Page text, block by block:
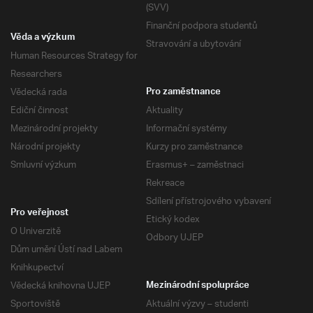
(SVV)
Finanční podpora studentů
Stravování a ubytování
Věda a výzkum
Human Resources Strategy for
Researchers
Vědecká rada
Ediční činnost
Mezinárodní projekty
Národní projekty
Smluvní výzkum
Pro zaměstnance
Aktuality
Informační systémy
Kurzy pro zaměstnance
Erasmus+ – zaměstnaci
Rekreace
Sdílení přístrojového vybavení
Etický kodex
Odbory UJEP
Pro veřejnost
O Univerzitě
Dům umění Ústí nad Labem
Knihkupectví
Vědecká knihovna UJEP
Sportoviště
Mezinárodní spolupráce
Aktuální výzvy – studenti